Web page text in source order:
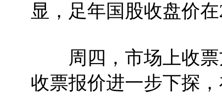
显，足年国股收盘价在
周四，市场上收票
收票报价进一步下探